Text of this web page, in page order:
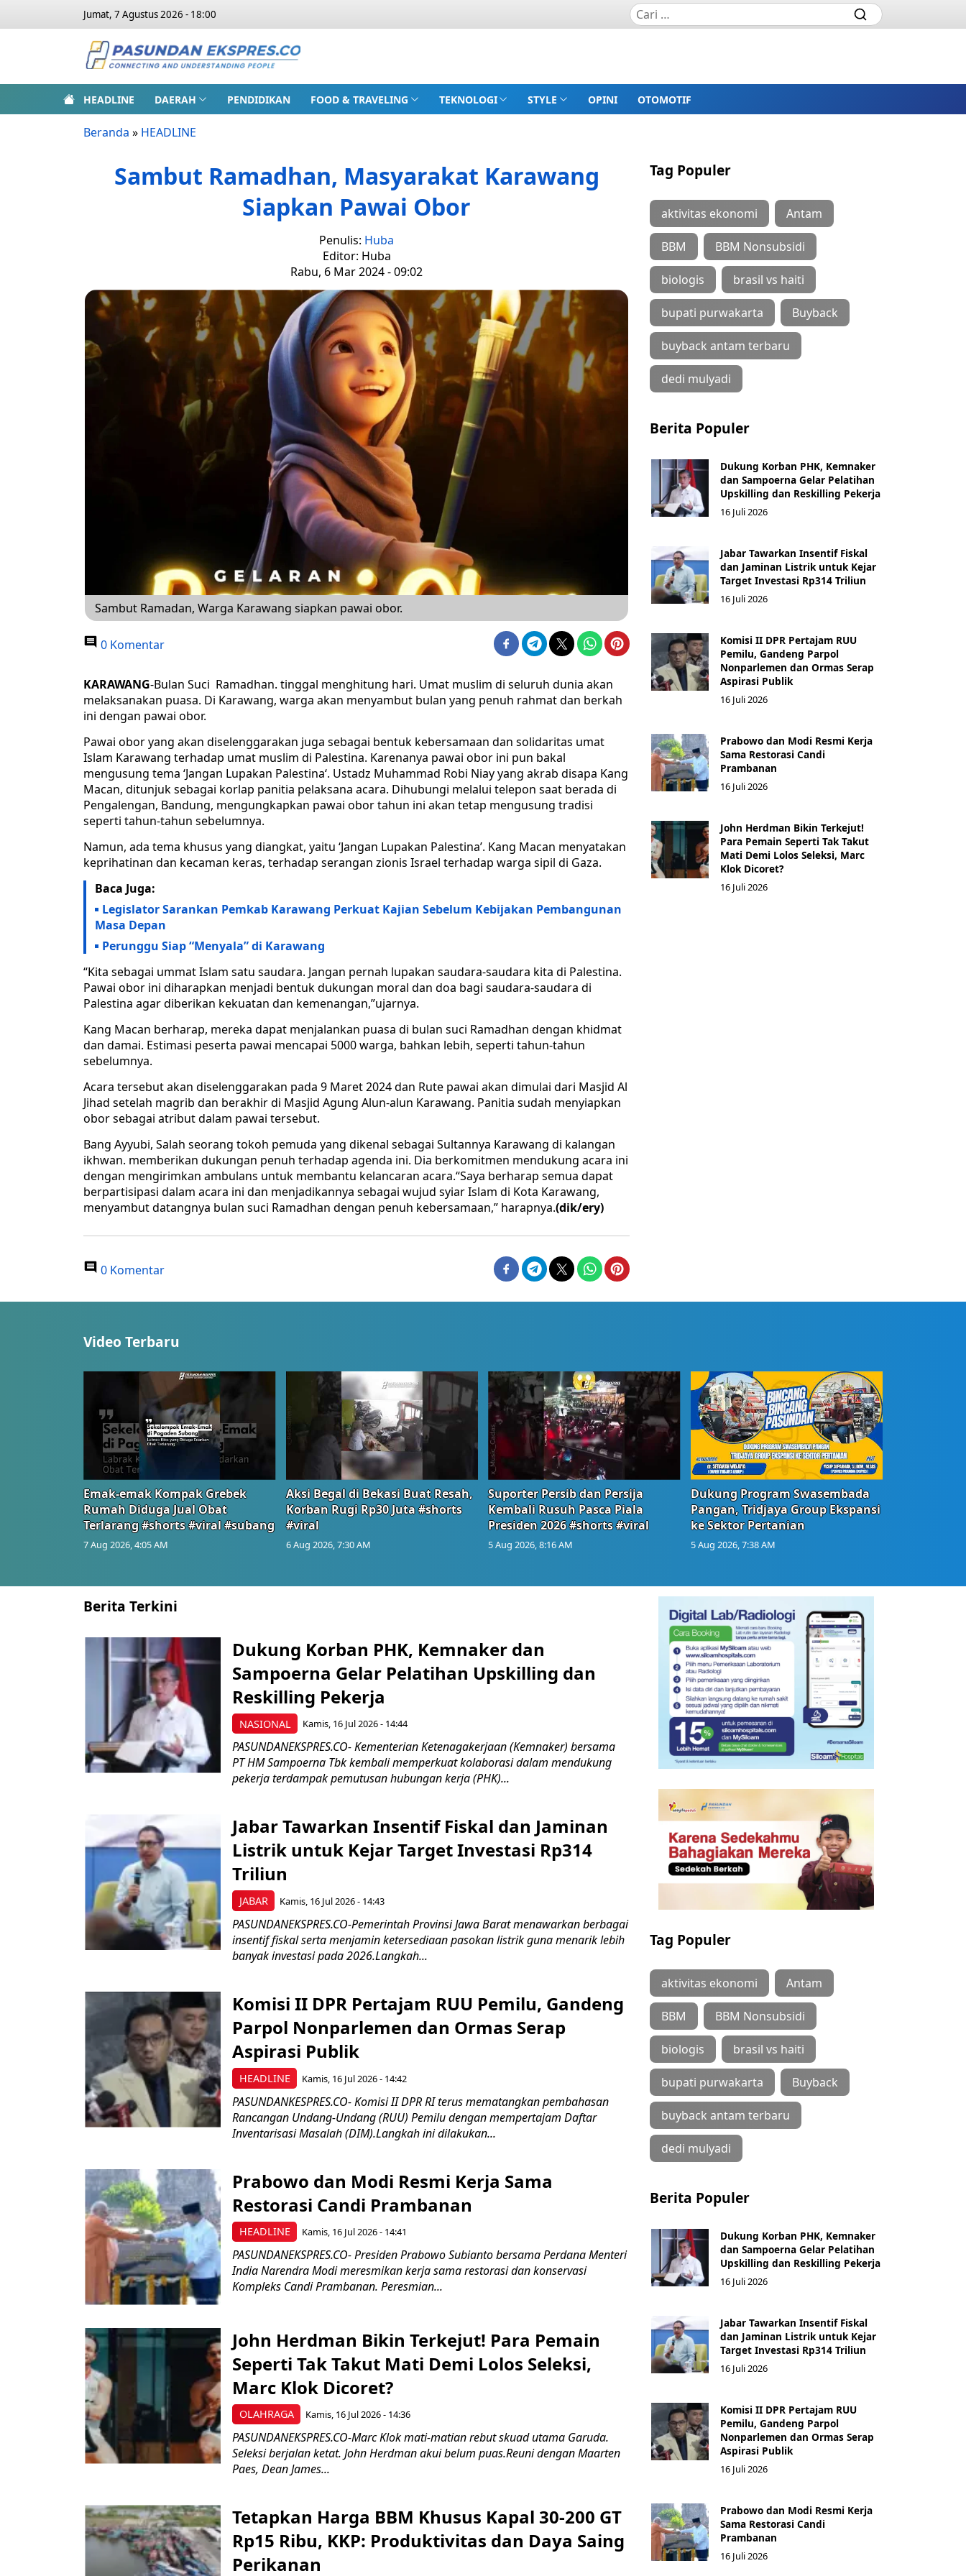
Jumat, 7 Agustus 2026 - 18:00
HEADLINE DAERAH PENDIDIKAN FOOD & TRAVELING TEKNOLOGI STYLE OPINI OTOMOTIF
Beranda » HEADLINE
Sambut Ramadhan, Masyarakat Karawang
Siapkan Pawai Obor
Penulis: Huba
Editor: Huba
Rabu, 6 Mar 2024 - 09:02
Sambut Ramadan, Warga Karawang siapkan pawai obor.
0 Komentar
KARAWANG-Bulan Suci Ramadhan. tinggal menghitung hari. Umat muslim di seluruh dunia akan
melaksanakan puasa. Di Karawang, warga akan menyambut bulan yang penuh rahmat dan berkah
ini dengan pawai obor.
Pawai obor yang akan diselenggarakan juga sebagai bentuk kebersamaan dan solidaritas umat
Islam Karawang terhadap umat muslim di Palestina. Karenanya pawai obor ini pun bakal
mengusung tema ‘Jangan Lupakan Palestina‘. Ustadz Muhammad Robi Niay yang akrab disapa Kang
Macan, ditunjuk sebagai korlap panitia pelaksana acara. Dihubungi melalui telepon saat berada di
Pengalengan, Bandung, mengungkapkan pawai obor tahun ini akan tetap mengusung tradisi
seperti tahun-tahun sebelumnya.
Namun, ada tema khusus yang diangkat, yaitu ‘Jangan Lupakan Palestina’. Kang Macan menyatakan
keprihatinan dan kecaman keras, terhadap serangan zionis Israel terhadap warga sipil di Gaza.
Baca Juga:
Legislator Sarankan Pemkab Karawang Perkuat Kajian Sebelum Kebijakan Pembangunan
Masa Depan
Perunggu Siap “Menyala” di Karawang
“Kita sebagai ummat Islam satu saudara. Jangan pernah lupakan saudara-saudara kita di Palestina.
Pawai obor ini diharapkan menjadi bentuk dukungan moral dan doa bagi saudara-saudara di
Palestina agar diberikan kekuatan dan kemenangan,”ujarnya.
Kang Macan berharap, mereka dapat menjalankan puasa di bulan suci Ramadhan dengan khidmat
dan damai. Estimasi peserta pawai mencapai 5000 warga, bahkan lebih, seperti tahun-tahun
sebelumnya.
Acara tersebut akan diselenggarakan pada 9 Maret 2024 dan Rute pawai akan dimulai dari Masjid Al
Jihad setelah magrib dan berakhir di Masjid Agung Alun-alun Karawang. Panitia sudah menyiapkan
obor sebagai atribut dalam pawai tersebut.
Bang Ayyubi, Salah seorang tokoh pemuda yang dikenal sebagai Sultannya Karawang di kalangan
ikhwan. memberikan dukungan penuh terhadap agenda ini. Dia berkomitmen mendukung acara ini
dengan mengirimkan ambulans untuk membantu kelancaran acara.“Saya berharap semua dapat
berpartisipasi dalam acara ini dan menjadikannya sebagai wujud syiar Islam di Kota Karawang,
menyambut datangnya bulan suci Ramadhan dengan penuh kebersamaan,” harapnya.(dik/ery)
0 Komentar
Tag Populer
aktivitas ekonomi Antam
BBM BBM Nonsubsidi
biologis brasil vs haiti
bupati purwakarta Buyback
buyback antam terbaru
dedi mulyadi
Berita Populer
Dukung Korban PHK, Kemnaker
dan Sampoerna Gelar Pelatihan
Upskilling dan Reskilling Pekerja
16 Juli 2026
Jabar Tawarkan Insentif Fiskal
dan Jaminan Listrik untuk Kejar
Target Investasi Rp314 Triliun
16 Juli 2026
Komisi II DPR Pertajam RUU
Pemilu, Gandeng Parpol
Nonparlemen dan Ormas Serap
Aspirasi Publik
16 Juli 2026
Prabowo dan Modi Resmi Kerja
Sama Restorasi Candi
Prambanan
16 Juli 2026
John Herdman Bikin Terkejut!
Para Pemain Seperti Tak Takut
Mati Demi Lolos Seleksi, Marc
Klok Dicoret?
16 Juli 2026
Video Terbaru
Emak-emak Kompak Grebek
Rumah Diduga Jual Obat
Terlarang #shorts #viral #subang
7 Aug 2026, 4:05 AM
Aksi Begal di Bekasi Buat Resah,
Korban Rugi Rp30 Juta #shorts
#viral
6 Aug 2026, 7:30 AM
Suporter Persib dan Persija
Kembali Rusuh Pasca Piala
Presiden 2026 #shorts #viral
5 Aug 2026, 8:16 AM
Dukung Program Swasembada
Pangan, Tridjaya Group Ekspansi
ke Sektor Pertanian
5 Aug 2026, 7:38 AM
Berita Terkini
NASIONAL
Dukung Korban PHK, Kemnaker dan
Sampoerna Gelar Pelatihan Upskilling dan
Reskilling Pekerja
Kamis, 16 Jul 2026 - 14:44
PASUNDANEKSPRES.CO- Kementerian Ketenagakerjaan (Kemnaker) bersama
PT HM Sampoerna Tbk kembali memperkuat kolaborasi dalam mendukung
pekerja terdampak pemutusan hubungan kerja (PHK)...
JABAR
Jabar Tawarkan Insentif Fiskal dan Jaminan
Listrik untuk Kejar Target Investasi Rp314
Triliun
Kamis, 16 Jul 2026 - 14:43
PASUNDANEKSPRES.CO-Pemerintah Provinsi Jawa Barat menawarkan berbagai
insentif fiskal serta menjamin ketersediaan pasokan listrik guna menarik lebih
banyak investasi pada 2026.Langkah...
HEADLINE
Komisi II DPR Pertajam RUU Pemilu, Gandeng
Parpol Nonparlemen dan Ormas Serap
Aspirasi Publik
Kamis, 16 Jul 2026 - 14:42
PASUNDANKESPRES.CO- Komisi II DPR RI terus mematangkan pembahasan
Rancangan Undang-Undang (RUU) Pemilu dengan mempertajam Daftar
Inventarisasi Masalah (DIM).Langkah ini dilakukan...
HEADLINE
Prabowo dan Modi Resmi Kerja Sama
Restorasi Candi Prambanan
Kamis, 16 Jul 2026 - 14:41
PASUNDANEKSPRES.CO- Presiden Prabowo Subianto bersama Perdana Menteri
India Narendra Modi meresmikan kerja sama restorasi dan konservasi
Kompleks Candi Prambanan. Peresmian...
OLAHRAGA
John Herdman Bikin Terkejut! Para Pemain
Seperti Tak Takut Mati Demi Lolos Seleksi,
Marc Klok Dicoret?
Kamis, 16 Jul 2026 - 14:36
PASUNDANEKSPRES.CO-Marc Klok mati-matian rebut skuad utama Garuda.
Seleksi berjalan ketat. John Herdman akui belum puas.Reuni dengan Maarten
Paes, Dean James...
Tetapkan Harga BBM Khusus Kapal 30-200 GT
Rp15 Ribu, KKP: Produktivitas dan Daya Saing
Perikanan
Tag Populer
aktivitas ekonomi Antam
BBM BBM Nonsubsidi
biologis brasil vs haiti
bupati purwakarta Buyback
buyback antam terbaru
dedi mulyadi
Berita Populer
Dukung Korban PHK, Kemnaker
dan Sampoerna Gelar Pelatihan
Upskilling dan Reskilling Pekerja
16 Juli 2026
Jabar Tawarkan Insentif Fiskal
dan Jaminan Listrik untuk Kejar
Target Investasi Rp314 Triliun
16 Juli 2026
Komisi II DPR Pertajam RUU
Pemilu, Gandeng Parpol
Nonparlemen dan Ormas Serap
Aspirasi Publik
16 Juli 2026
Prabowo dan Modi Resmi Kerja
Sama Restorasi Candi
Prambanan
16 Juli 2026